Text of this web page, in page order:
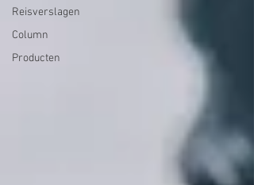
Reisverslagen
Column
Producten